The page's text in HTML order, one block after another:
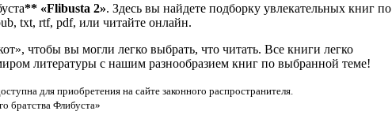
** «Flibusta 2». Здесь вы найдете подборку увлекательных книг по
txt, rtf, pdf, или читайте онлайн.
чтобы вы могли легко выбрать, что читать. Все книги легко
литературы с нашим разнообразием книг по выбранной теме!
для приобретения на сайте законного распространителя.
братства Флибуста»